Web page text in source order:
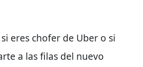
eres chofer de Uber o si
a las filas del nuevo